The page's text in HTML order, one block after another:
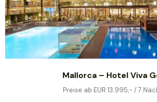
Mallorca – Hotel Viva
Preise ab EUR 13.995,- / 7